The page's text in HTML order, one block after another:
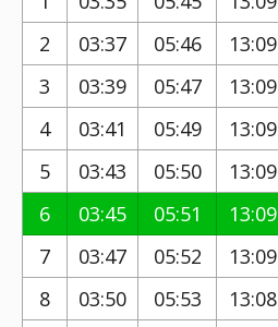
2
03:37 05:46 13:09
3
03:39 05:47 13:09
4
03:41 05:49 13:09
5
03:43 05:50 13:09
6
03:45 05:51 13:09
7
03:47 05:52 13:09
8
03:50 05:53 13:08